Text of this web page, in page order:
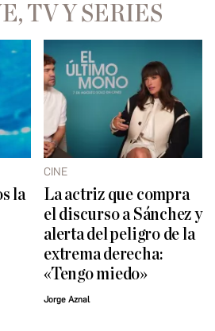
TV Y SERIES
la
CINE
La actriz que compra
el discurso a Sánchez y
alerta del peligro de la
extrema derecha:
«Tengo miedo»
Jorge Aznal